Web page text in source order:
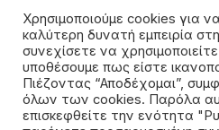
©2026 - All rights reserved.
αναδημοσίευση χωρίς
Χρησιμοποιούμε cookies για
καλύτερη δυνατή εμπειρία
συνεχίσετε να
υποθέσουμε πως είστε
Πιέζοντας “Αποδέχομαι”,
όλων των cookies. Παρόλα
επισκεφθείτε την ενότητα
Πρέβεζας κ.
Ιωάννου το Δ.Σ
Συνδέσμου
Συρρακιωτών
Πρέβεζας
Εθιμοτυπική
με τον